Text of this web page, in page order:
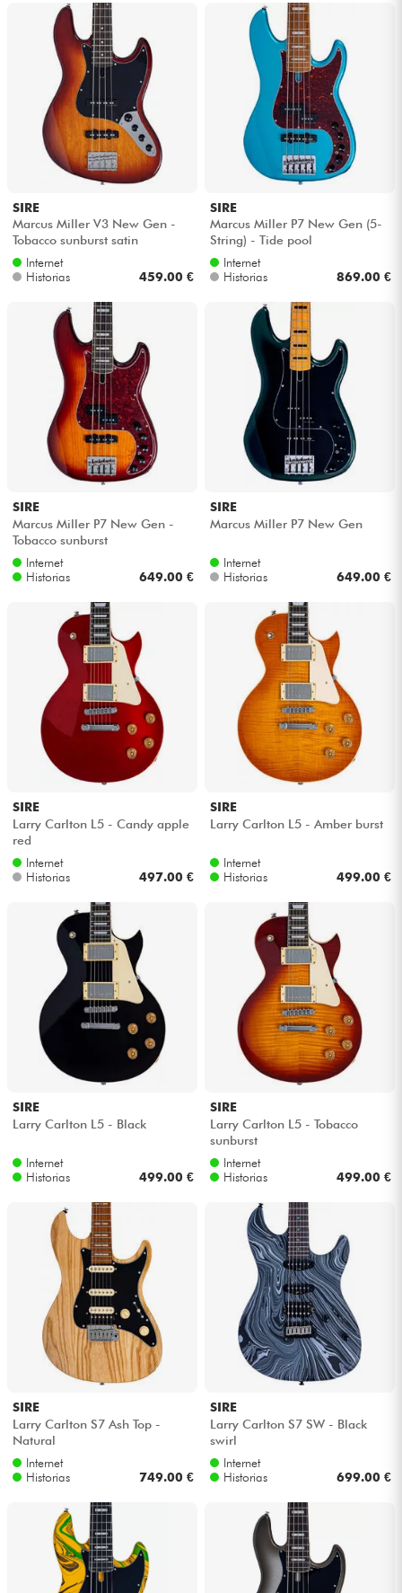
SIRE
Marcus Miller V3 New Gen -
Tobacco sunburst satin
Internet
Historias
459.00 €
SIRE
Marcus Miller P7 New Gen (5-
String) - Tide pool
Internet
Historias
869.00 €
SIRE
Marcus Miller P7 New Gen -
Tobacco sunburst
Internet
Historias
649.00 €
SIRE
Marcus Miller P7 New Gen
Internet
Historias
649.00 €
SIRE
Larry Carlton L5 - Candy apple
red
Internet
Historias
497.00 €
SIRE
Larry Carlton L5 - Amber burst
Internet
Historias
499.00 €
SIRE
Larry Carlton L5 - Black
Internet
Historias
499.00 €
SIRE
Larry Carlton L5 - Tobacco
sunburst
Internet
Historias
499.00 €
SIRE
Larry Carlton S7 Ash Top -
Natural
Internet
Historias
749.00 €
SIRE
Larry Carlton S7 SW - Black
swirl
Internet
Historias
699.00 €